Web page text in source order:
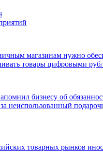
магазинам нужно
товары цифровыми
бизнесу об
неиспользованный
товарных рынков